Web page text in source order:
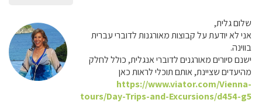
שלום גלית,
אני לא יודעת על קבוצות מאורגנות לדוברי עברית
בווינה.
ישנם סיורים מאורגנים לדוברי אנגלית, כולל לחלק
מהיעדים שציינת, אותם תוכלי לראות כאן
https://www.viator.com/Vienna-
tours/Day-Trips-and-Excursions/d454-g5